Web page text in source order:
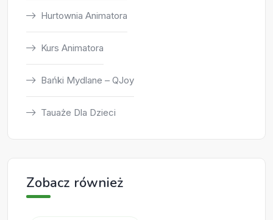
Hurtownia Animatora
Kurs Animatora
Bańki Mydlane – QJoy
Tauaże Dla Dzieci
Zobacz również